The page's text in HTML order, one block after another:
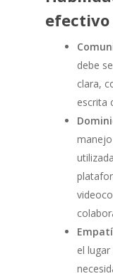
efectivo
debe
clara,
escrita
el